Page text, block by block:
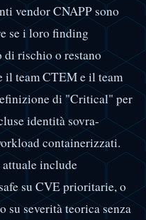
vendor CNAPP sono
se i loro finding
rischio o restano
il team CTEM e il team
di "Critical" per
identità sovra-
containerizzati.
include
su CVE prioritarie, o
su severità teorica senza